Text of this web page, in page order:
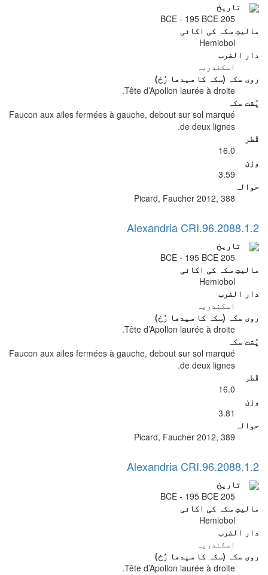
تاریخ
205 BCE - 195 BCE
مالیتِ سکہ کی اکائی
Hemiobol
دار الضرب
اسکندریہ
روی سکہ (سکہ کا سیدھا رُخ)
Tête d’Apollon laurée à droite.
پُشت سکہ
Faucon aux ailes fermées à gauche, debout sur sol marqué
de deux lignes.
قُطر
16.0
وزن
3.59
حوالہ
Picard, Faucher 2012, 388
Alexandria CRI.96.2088.1.2
تاریخ
205 BCE - 195 BCE
مالیتِ سکہ کی اکائی
Hemiobol
دار الضرب
اسکندریہ
روی سکہ (سکہ کا سیدھا رُخ)
Tête d’Apollon laurée à droite.
پُشت سکہ
Faucon aux ailes fermées à gauche, debout sur sol marqué
de deux lignes.
قُطر
16.0
وزن
3.81
حوالہ
Picard, Faucher 2012, 389
Alexandria CRI.96.2088.1.2
تاریخ
205 BCE - 195 BCE
مالیتِ سکہ کی اکائی
Hemiobol
دار الضرب
اسکندریہ
روی سکہ (سکہ کا سیدھا رُخ)
Tête d’Apollon laurée à droite.